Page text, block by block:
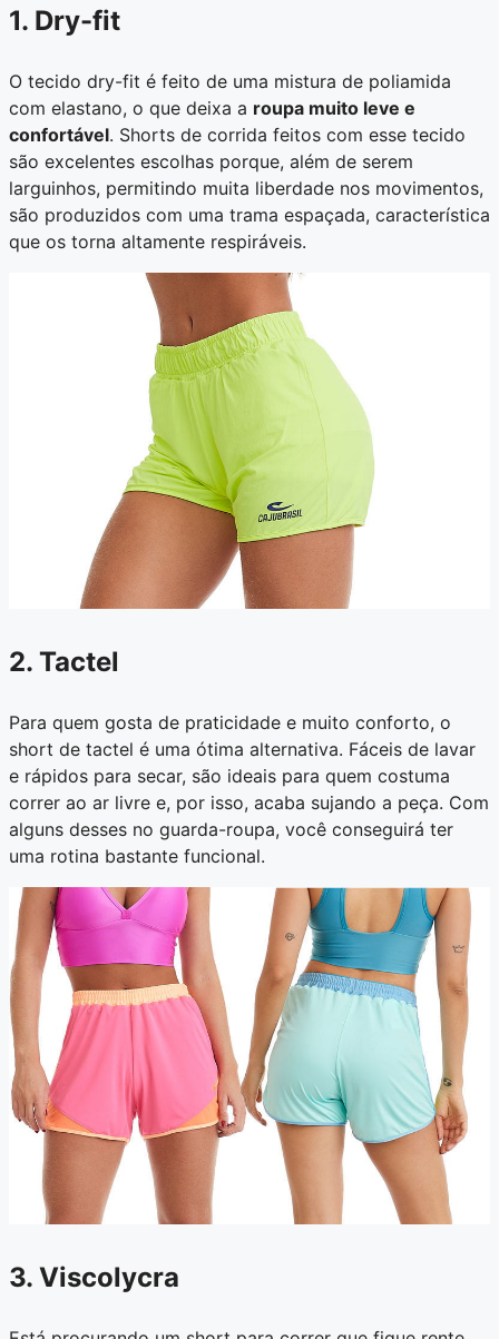
1. Dry-fit
O tecido dry-fit é feito de uma mistura de poliamida
com elastano, o que deixa a roupa muito leve e
confortável. Shorts de corrida feitos com esse tecido
são excelentes escolhas porque, além de serem
larguinhos, permitindo muita liberdade nos movimentos,
são produzidos com uma trama espaçada, característica
que os torna altamente respiráveis.
2. Tactel
Para quem gosta de praticidade e muito conforto, o
short de tactel é uma ótima alternativa. Fáceis de lavar
e rápidos para secar, são ideais para quem costuma
correr ao ar livre e, por isso, acaba sujando a peça. Com
alguns desses no guarda-roupa, você conseguirá ter
uma rotina bastante funcional.
3. Viscolycra